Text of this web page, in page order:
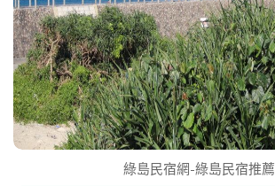
綠島民宿網-綠島民宿推薦